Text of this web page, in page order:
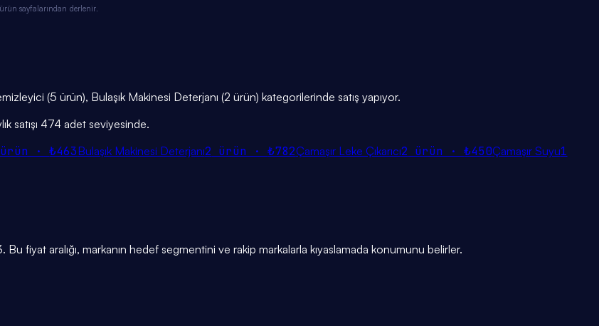
sayfalarından derlenir.
(5 ürün), Bulaşık Makinesi Deterjanı (2 ürün) kategorilerinde satış yapıyor.
satışı 474 adet seviyesinde.
ürün ·₺463Bulaşık Makinesi Deterjanı2 ürün ·₺782Çamaşır Leke Çıkarıcı2 ürün ·₺450Çamaşır Suyu1
fiyat aralığı, markanın hedef segmentini ve rakip markalarla kıyaslamada konumunu belirler.